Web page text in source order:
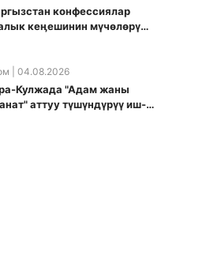
конфессиялар
кеӊешинин мүчөлөрү
| 04.08.2026
Кулжада "Адам жаны
аттуу түшүндүрүү иш-